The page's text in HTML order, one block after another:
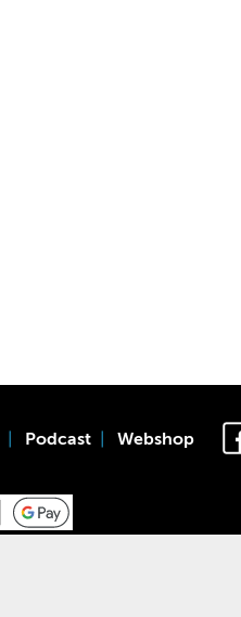
Podcast Webshop